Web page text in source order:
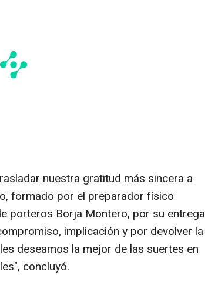
nuestra gratitud más sincera a
formado por el preparador físico
porteros Borja Montero, por su entrega
implicación y por devolver la
deseamos la mejor de las suertes en
concluyó.